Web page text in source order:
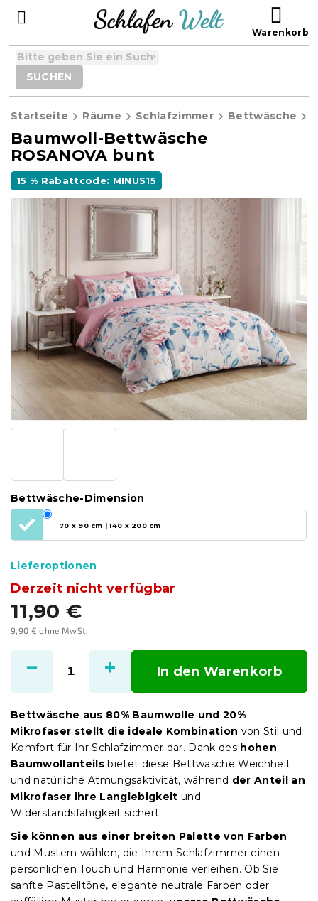
SUCHEN
Startseite Räume Schlafzimmer Bettwäsche
Baumwoll-Bettwäsche
ROSANOVA bunt
15 % Rabattcode: MINUS15
11,90 €
9,90 € ohne MwSt.
Derzeit nicht verfügbar
Bettwäsche-Dimension
70 x 90 cm | 140 x 200 cm
Lieferoptionen
In den Warenkorb
Bettwäsche aus 80% Baumwolle und 20%
Mikrofaser stellt die ideale Kombination von Stil und
Komfort für Ihr Schlafzimmer dar. Dank des hohen
Baumwollanteils bietet diese Bettwäsche Weichheit
und natürliche Atmungsaktivität, während der Anteil an
Mikrofaser ihre Langlebigkeit und
Widerstandsfähigkeit sichert.
Sie können aus einer breiten Palette von Farben
und Mustern wählen, die Ihrem Schlafzimmer einen
persönlichen Touch und Harmonie verleihen. Ob Sie
sanfte Pastelltöne, elegante neutrale Farben oder